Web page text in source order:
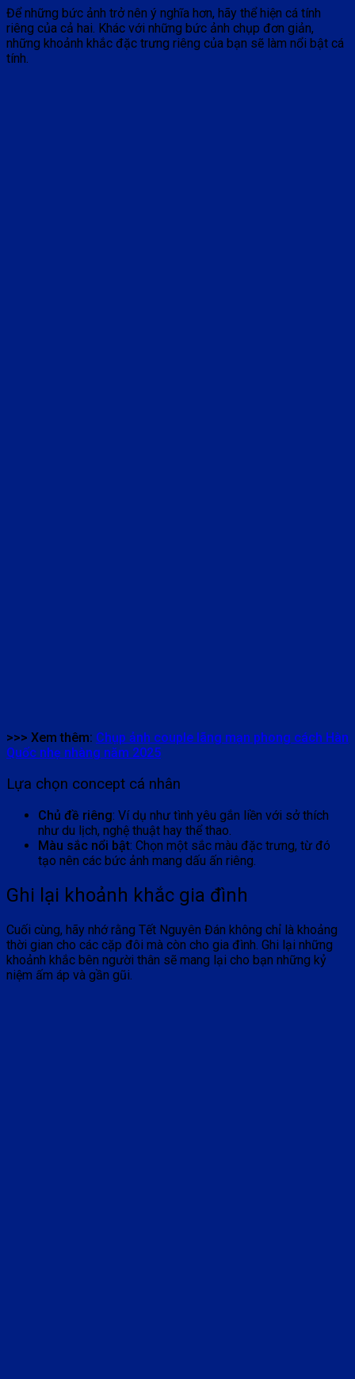
Để những bức ảnh trở nên ý nghĩa hơn, hãy thể hiện cá tính
riêng của cả hai. Khác với những bức ảnh chụp đơn giản,
những khoảnh khắc đặc trưng riêng của bạn sẽ làm nổi bật cá
tính.
>>> Xem thêm: Chụp ảnh couple lãng mạn phong cách Hàn
Quốc nhẹ nhàng năm 2025
Lựa chọn concept cá nhân
Chủ đề riêng: Ví dụ như tình yêu gắn liền với sở thích
như du lịch, nghệ thuật hay thể thao.
Màu sắc nổi bật: Chọn một sắc màu đặc trưng, từ đó
tạo nên các bức ảnh mang dấu ấn riêng.
Ghi lại khoảnh khắc gia đình
Cuối cùng, hãy nhớ rằng Tết Nguyên Đán không chỉ là khoảng
thời gian cho các cặp đôi mà còn cho gia đình. Ghi lại những
khoảnh khắc bên người thân sẽ mang lại cho bạn những kỷ
niệm ấm áp và gần gũi.